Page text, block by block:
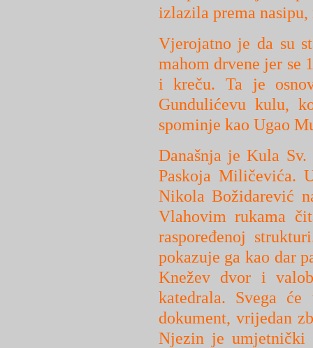
izlazila prema nasipu,
Vjerojatno je da su
mahom drvene jer se
i kreču. Ta je
Gundulićevu kulu,
spominje kao Ugao
Današnja je Kula
Paskoja Miličevića.
Nikola Božidarević
Vlahovim rukama
raspoređenoj
pokazuje ga kao dar
Knežev dvor i
katedrala. Svega
dokument, vrijedan
Njezin je umjetnički